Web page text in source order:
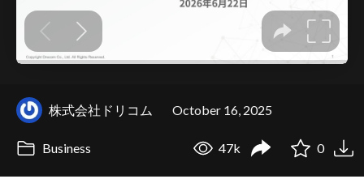
株式会社ドリコム October 16, 2025
Business 47k 0